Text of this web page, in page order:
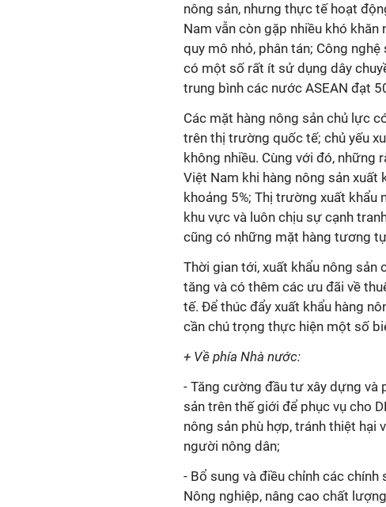
nông sản, nhưng thực tế hoạt
Nam vẫn còn gặp nhiều khó
quy mô nhỏ, phân tán; Công
có một số rất ít sử dụng dây
trung bình các nước ASEAN đạt
Các mặt hàng nông sản chủ lực
trên thị trường quốc tế; chủ yếu
không nhiều. Cùng với đó, những
Việt Nam khi hàng nông sản xuất
khoảng 5%; Thị trường xuất
khu vực và luôn chịu sự cạnh
cũng có những mặt hàng tương
Thời gian tới, xuất khẩu nông
tăng và có thêm các ưu đãi về
tế. Để thúc đẩy xuất khẩu hàng
cần chú trọng thực hiện một số
+ Về phía Nhà nước:
- Tăng cường đầu tư xây dựng
sản trên thế giới để phục vụ cho
nông sản phù hợp, tránh thiệt hại
người nông dân;
- Bổ sung và điều chỉnh các
Nông nghiệp, nâng cao chất